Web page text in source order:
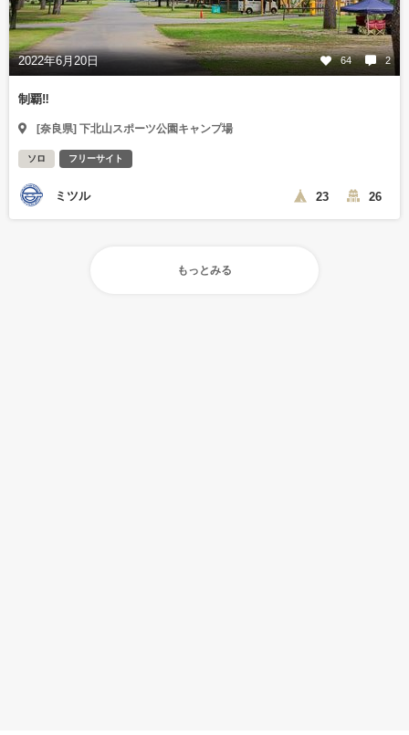
2022年6月20日 64 2
制覇‼️
[奈良県] 下北山スポーツ公園キャンプ場
ソロ フリーサイト
ミツル 23 26
もっとみる